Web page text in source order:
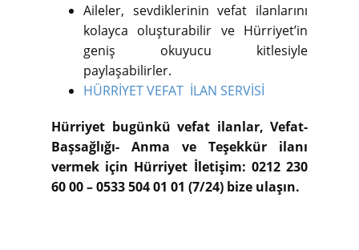
Aileler, sevdiklerinin vefat ilanlarını
kolayca oluşturabilir ve Hürriyet’in
geniş okuyucu kitlesiyle
paylaşabilirler.
HÜRRİYET VEFAT İLAN SERVİSİ
Hürriyet bugünkü vefat ilanlar, Vefat-
Başsağlığı- Anma ve Teşekkür ilanı
vermek için Hürriyet İletişim: 0212 230
60 00 – 0533 504 01 01 (7/24) bize ulaşın.